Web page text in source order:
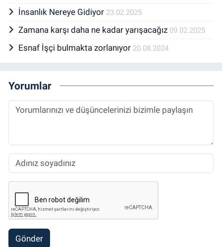
İnsanlık Nereye Gidiyor 23.02.2025
Zamana karşı daha ne kadar yarışacağız 09.02.2025
Esnaf İşçi bulmakta zorlanıyor 20.08.2024
Yorumlar
Gönder